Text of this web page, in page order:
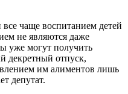
чаще воспитанием детей
не являются даже
уже могут получить
декретный отпуск,
им алиментов лишь
депутат.